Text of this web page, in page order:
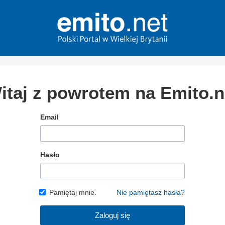
z powrotem na
Email
Hasło
Pamiętaj mnie. Nie pamiętasz hasła?
Zaloguj się